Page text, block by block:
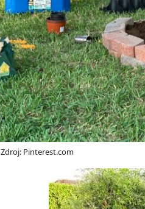
Zdroj: Pinterest.com